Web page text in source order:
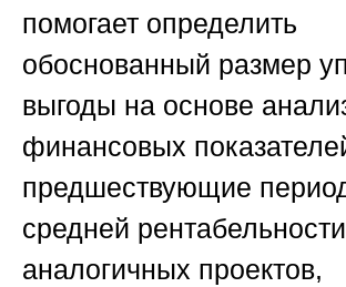
помогает определить
обоснованный размер
выгоды на основе
финансовых
предшествующие
средней рентабельности
аналогичных проектов,